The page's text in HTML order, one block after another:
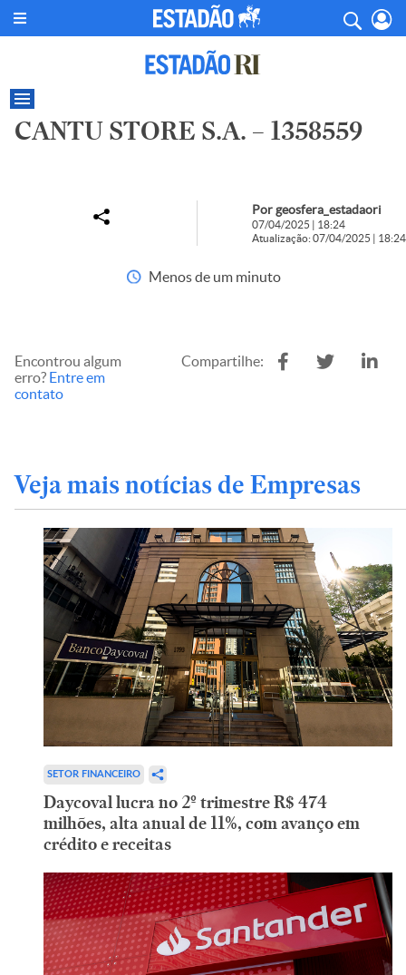
CANTU STORE S.A. – 1358559
Por geosfera_estadaori
07/04/2025 | 18:24
Atualização: 07/04/2025 | 18:24
Menos de um minuto
Encontrou algum
erro? Entre em
contato
Compartilhe:
Veja mais notícias de Empresas
SETOR FINANCEIRO
Daycoval lucra no 2º trimestre R$ 474
milhões, alta anual de 11%, com avanço em
crédito e receitas